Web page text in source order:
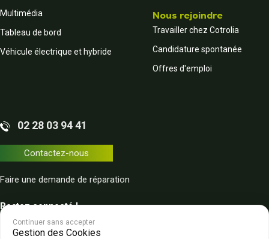
Multimédia
Tableau de bord
Véhicule électrique et hybride
Nous rejoindre
Travailler chez Cotrolia
Candidature spontanée
Offres d'emploi
02 28 03 94 41
Contactez-nous
Faire une demande de réparation
Restez connecté !
Continuer sans accepter
Gestion des Cookies